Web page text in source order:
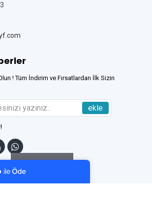
Tıkla Ödeme Kolaylığı
24 Canlı Destek
Sorunsuz Alışveriş
! Tüm İndirim ve Fırsatlardan İlk Sizin
ekle
Filtreleme